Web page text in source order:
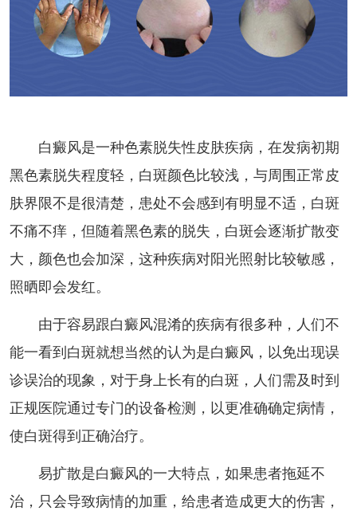
白癜风是一种色素脱失性皮肤疾病，在发病初期
黑色素脱失程度轻，白斑颜色比较浅，与周围正常皮
肤界限不是很清楚，患处不会感到有明显不适，白斑
不痛不痒，但随着黑色素的脱失，白斑会逐渐扩散变
大，颜色也会加深，这种疾病对阳光照射比较敏感，
照晒即会发红。
由于容易跟白癜风混淆的疾病有很多种，人们不
能一看到白斑就想当然的认为是白癜风，以免出现误
诊误治的现象，对于身上长有的白斑，人们需及时到
正规医院通过专门的设备检测，以更准确确定病情，
使白斑得到正确治疗。
易扩散是白癜风的一大特点，如果患者拖延不
治，只会导致病情的加重，给患者造成更大的伤害，